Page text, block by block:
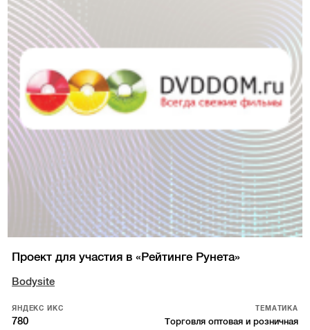
Проект для участия в «Рейтинге Рунета»
Bodysite
ЯНДЕКС ИКС
780
ТЕМАТИКА
Торговля оптовая и розничная